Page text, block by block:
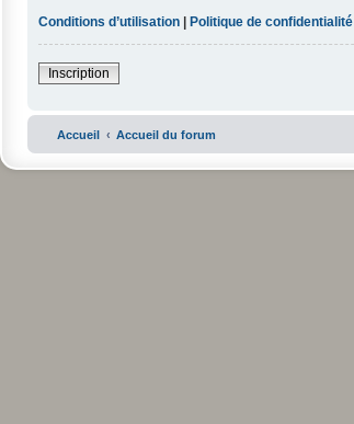
Conditions d’utilisation | Politique de confidentialité
Inscription
Accueil Accueil du forum